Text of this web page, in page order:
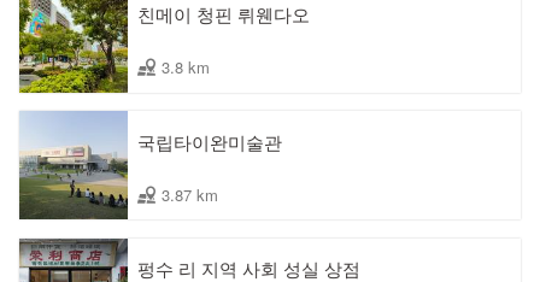
친메이 청핀 뤼웬다오
3.8 km
국립타이완미술관
3.87 km
펑수 리 지역 사회 성실 상점